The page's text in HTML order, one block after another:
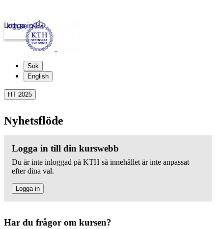
kth.se
Logga in
Sök
English
HT 2025
Nyhetsflöde
Logga in till din kurswebb
Du är inte inloggad på KTH så innehållet är inte anpassat
efter dina val.
Logga in
Har du frågor om kursen?